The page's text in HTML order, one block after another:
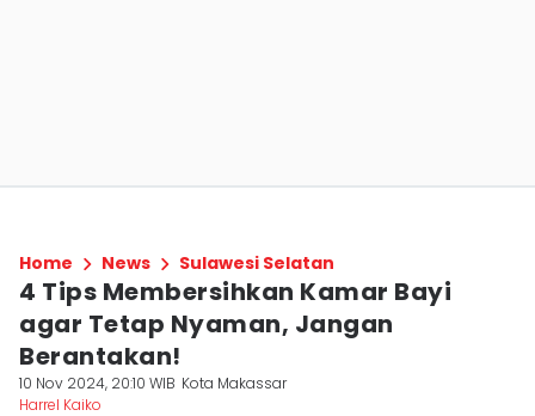
Home News Sulawesi Selatan
4 Tips Membersihkan Kamar Bayi
agar Tetap Nyaman, Jangan
Berantakan!
10 Nov 2024, 20:10 WIB Kota Makassar
Harrel Kaiko